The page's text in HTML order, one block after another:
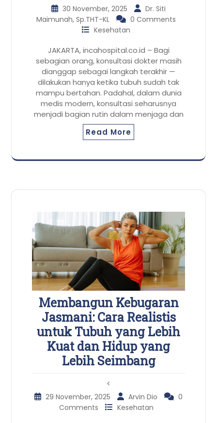
30 November, 2025
Dr. Siti
Maimunah, Sp.THT-KL
0 Comments
Kesehatan
JAKARTA, incahospital.co.id – Bagi
sebagian orang, konsultasi dokter masih
dianggap sebagai langkah terakhir —
dilakukan hanya ketika tubuh sudah tak
mampu bertahan. Padahal, dalam dunia
medis modern, konsultasi seharusnya
menjadi bagian rutin dalam menjaga dan
Read More
Membangun Kebugaran
Jasmani: Cara Realistis
untuk Tubuh yang Lebih
Kuat dan Hidup yang
Lebih Seimbang
<
29 November, 2025 Arvin Dio
0
Comments
Kesehatan